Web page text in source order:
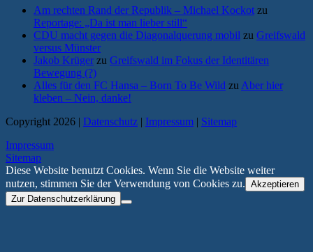
Am rechten Rand der Republik – Michael Kockot zu
Reportage: „Da ist man lieber still“
CDU macht gegen die Diagonalquerung mobil zu Greifswald
versus Münster
Jakob Krüger zu Greifswald im Fokus der Identitären
Bewegung (?)
Alles für den FC Hansa – Born To Be Wild zu Aber hier
kleben – Nein, danke!
Copyright 2026 | Datenschutz | Impressum | Sitemap
Impressum
Sitemap
Diese Website benutzt Cookies. Wenn Sie die Website weiter
nutzen, stimmen Sie der Verwendung von Cookies zu. Akzeptieren
Zur Datenschutzerklärung